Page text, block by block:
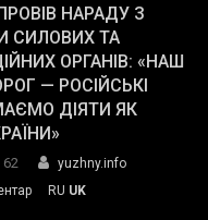
Street
Journal.
НАРАДУ З
СИЛОВИХ ТА
ОРГАНІВ: «НАШ
— РОСІЙСЬКІ
ДІЯТИ ЯК
62
yuzhny.info
on
RU UK